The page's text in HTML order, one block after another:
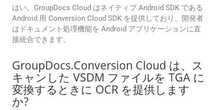
はい。GroupDocs Cloud はネイティブ Android SDK である
Android 用 Conversion Cloud SDK を提供しており、開発者
はドキュメント処理機能を Android アプリケーションに直
接統合できます。
GroupDocs.Conversion Cloud は、ス
キャンした VSDM ファイルを TGA に
変換するときに OCR を提供します
か?